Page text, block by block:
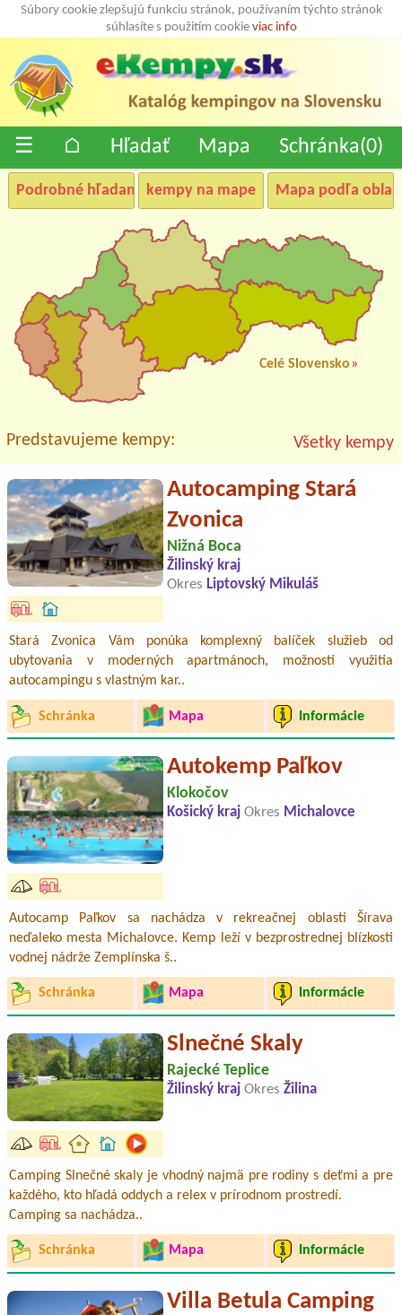
Súbory cookie zlepšujú funkciu stránok, používaním týchto stránok
súhlasíte s použitím cookie viac info
☰ ⌂ Hľadať Mapa Schránka(0)
Podrobné hľadanie kempy na mape Mapa podľa
Celé Slovensko»
Predstavujeme kempy: Všetky kempy
Autocamping Stará
Zvonica
Nižná Boca
Žilinský kraj
Okres Liptovský Mikuláš
Stará Zvonica Vám ponúka komplexný balíček služieb od
ubytovania v moderných apartmánoch, možnosti využitia
autocampingu s vlastným kar..
Schránka Mapa Informácie
Autokemp Paľkov
Klokočov
Košický kraj Okres Michalovce
Autocamp Paľkov sa nachádza v rekreačnej oblasti Šírava
neďaleko mesta Michalovce. Kemp leží v bezprostrednej blízkosti
vodnej nádrže Zemplínska š..
Schránka Mapa Informácie
Slnečné Skaly
Rajecké Teplice
Žilinský kraj Okres Žilina
Camping Slnečné skaly je vhodný najmä pre rodiny s deťmi a pre
každého, kto hľadá oddych a relex v prírodnom prostredí.
Camping sa nachádza..
Schránka Mapa Informácie
Villa Betula Camping